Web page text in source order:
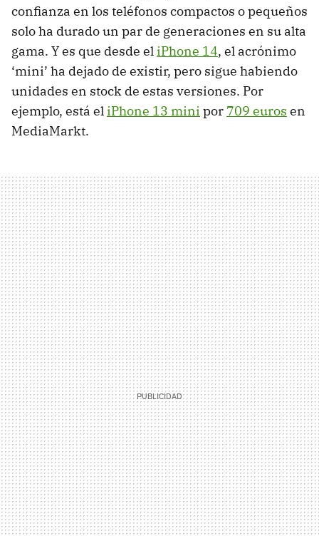
confianza en los teléfonos compactos o pequeños
solo ha durado un par de generaciones en su alta
gama. Y es que desde eliPhone 14, el acrónimo
‘mini’ ha dejado de existir, pero sigue habiendo
unidades en stock de estas versiones. Por
ejemplo, está eliPhone 13 mini por 709 euros en
MediaMarkt.